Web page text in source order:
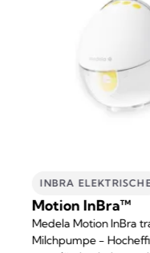
INBRA
Motion InBra™
Medela Motion InBra
Milchpumpe -